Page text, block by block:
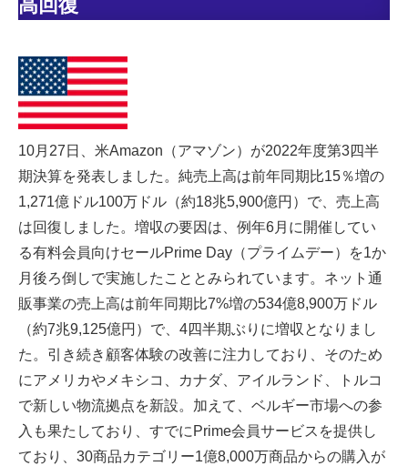
高回復
10月27日、米Amazon（アマゾン）が2022年度第3四半
期決算を発表しました。純売上高は前年同期比15％増の
1,271億ドル100万ドル（約18兆5,900億円）で、売上高
は回復しました。増収の要因は、例年6月に開催してい
る有料会員向けセールPrime Day（プライムデー）を1か
月後ろ倒しで実施したこととみられています。ネット通
販事業の売上高は前年同期比7%増の534億8,900万ドル
（約7兆9,125億円）で、4四半期ぶりに増収となりまし
た。引き続き顧客体験の改善に注力しており、そのため
にアメリカやメキシコ、カナダ、アイルランド、トルコ
で新しい物流拠点を新設。加えて、ベルギー市場への参
入も果たしており、すでにPrime会員サービスを提供し
ており、30商品カテゴリー1億8,000万商品からの購入が